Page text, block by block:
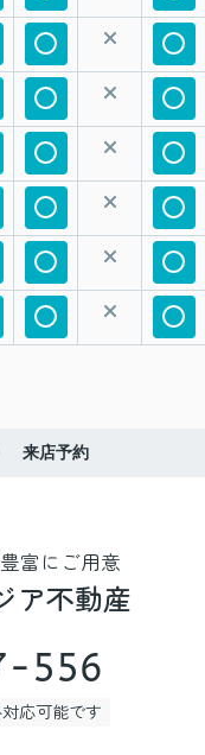
来店予約
富にご用意
不動産
556
応可能です